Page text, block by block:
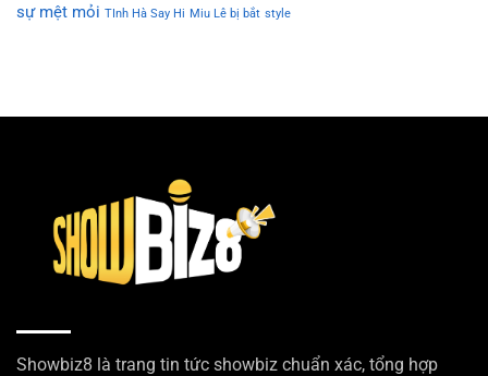
sự mệt mỏi TInh Hà Say Hi Miu Lê bị bắt style
Showbiz8 là trang tin tức showbiz chuẩn xác, tổng hợp